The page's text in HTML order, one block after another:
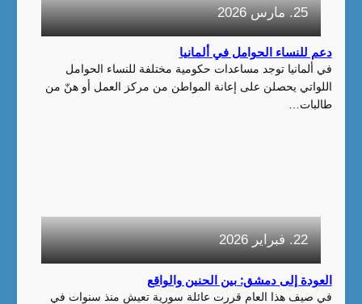
25. مارس 2026
دعم للنساء الحوامل في ألمانيا
في ألمانيا توجد مساعدات حكومية مختلفة للنساء الحوامل
اللواتي يحصلن على إعانة المواطن من مركز العمل أو هنّ من
طالبات…
22. فبراير 2026
العودة إلى دمشق: بين الحنين والواقع
في صيف هذا العام قررت عائلة سورية تعيش منذ سنوات في